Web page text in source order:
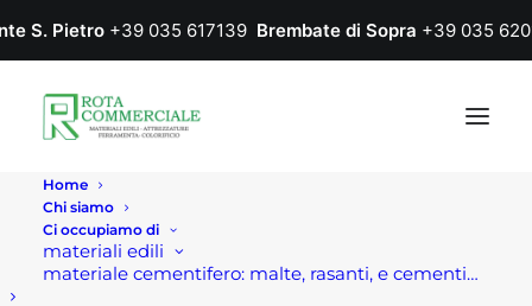
S. Pietro +39 035 617139 Brembate di Sopra +39 035
Home
Chi siamo
Ci occupiamo di
materiali edili
materiale cementifero: malte, rasanti, e cementi…